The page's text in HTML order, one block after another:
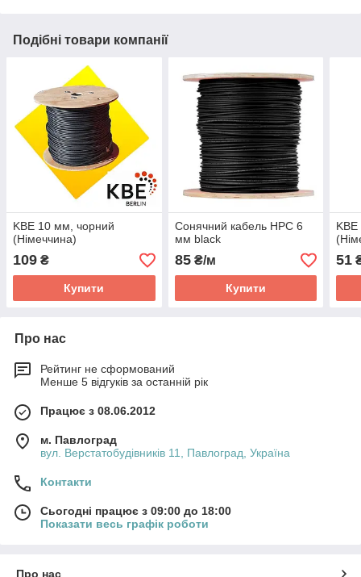
Подібні товари компанії
KBE 10 мм, чорний
(Німеччина)
109 ₴
Купити
Сонячний кабель HPC 6
мм black
85₴/м
Купити
51
Про нас
Рейтинг не сформований
Менше 5 відгуків за останній рік
Працює з 08.06.2012
м. Павлоград
вул. Верстатобудівників 11, Павлоград, Україна
Контакти
Сьогодні працює з 09:00 до 18:00
Показати весь графік роботи
Про нас